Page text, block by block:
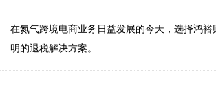
在氮气跨境电商业务日益发展的今天，选择鸿